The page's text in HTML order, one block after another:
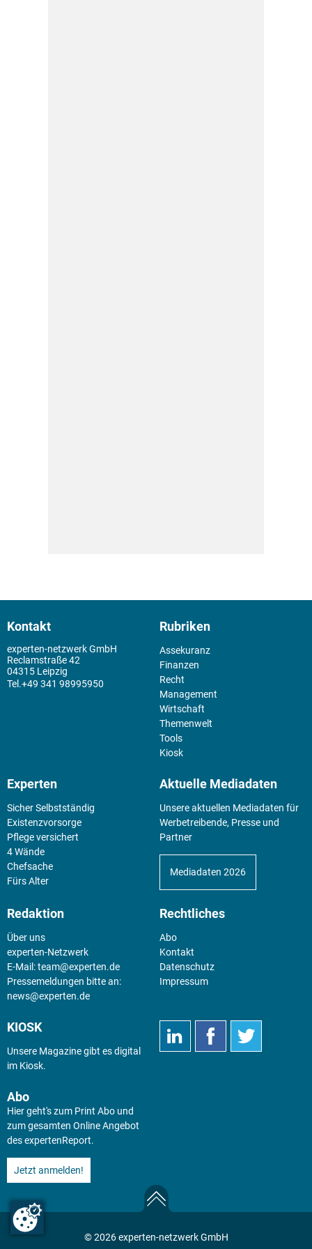
Kontakt
experten-netzwerk GmbH
Reclamstraße 42
04315 Leipzig
+49 341 98995950
Rubriken
Assekuranz
Finanzen
Recht
Management
Wirtschaft
Themenwelt
Tools
Kiosk
Experten
Sicher Selbstständig
Existenz­vorsorge
Pflege versichert
4 Wände
Chefsache
Fürs Alter
Aktuelle Mediadaten
Unsere aktuellen Mediadaten für
Werbetreibende, Presse und
Partner
Mediadaten 2026
Redaktion
Über uns
experten-Netzwerk
E-Mail:team@experten.de
Pressemeldungen bitte an:
news@experten.de
Rechtliches
Abo
Kontakt
Datenschutz
Impressum
KIOSK
Unsere Magazine gibt es digital
im Kiosk.
Abo
Hier geht's zum Print Abo und
zum gesamten Online Angebot
des expertenReport.
Jetzt anmelden!
© 2026 experten-netzwerk GmbH